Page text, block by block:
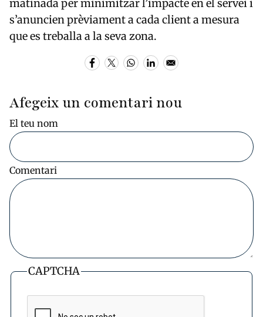
matinada per minimitzar l’impacte en el servei i
s’anuncien prèviament a cada client a mesura
que es treballa a la seva zona.
Afegeix un comentari nou
El teu nom
Comentari
CAPTCHA